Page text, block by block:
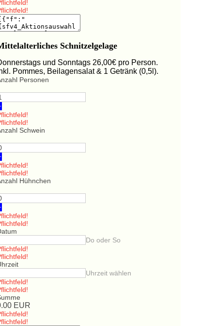
Schnitzelgelage
und Sonntags 26,00€ pro Person.
Pommes, Beilagensalat & 1 Getränk (0,5l).
Personen
Schwein
Hühnchen
Do oder So
Uhrzeit wählen
EUR